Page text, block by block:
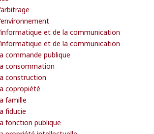
et de la communication
et de la communication
commande publique
consommation
construction
copropiété
famille
fiducie
fonction publique